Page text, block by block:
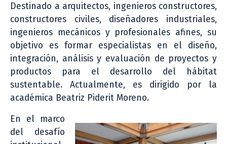
Destinado a arquitectos, ingenieros constructores,
constructores civiles, diseñadores industriales,
ingenieros mecánicos y profesionales afines, su
objetivo es formar especialistas en el diseño,
integración, análisis y evaluación de proyectos y
productos para el desarrollo del hábitat
sustentable. Actualmente, es dirigido por la
académica Beatriz Piderit Moreno.
En el marco
del desafío